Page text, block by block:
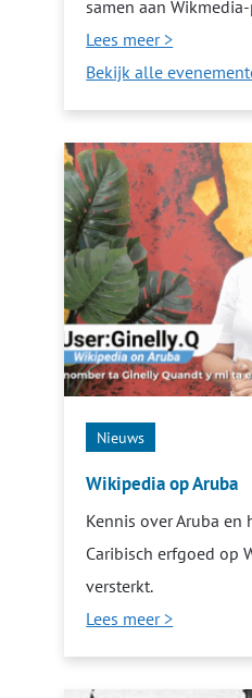
samen aan
Lees meer >
Bekijk alle
Nieuws
Wikipedia op Aruba
Kennis over Aruba en
Caribisch erfgoed op
versterkt.
Lees meer >